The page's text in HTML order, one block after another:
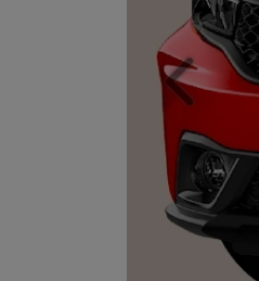
Anterior